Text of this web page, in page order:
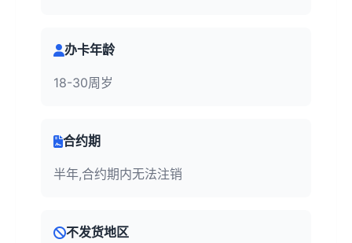
办卡年龄
18-30周岁
合约期
半年,合约期内无法注销
不发货地区